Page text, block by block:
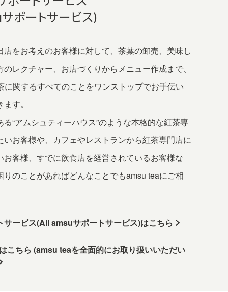
ポートサービス)
店をお考えのお客様に対して、茶葉の卸売、美味し
レクチャー、お店づくりからメニュー作成まで、
に関するすべてのことをワンストップでお手伝い
す。
“アムシュティーハウス”のような本格的な紅茶専
いお客様や、カフェやレストランから紅茶専門店に
お客様、すでに飲食店を経営されているお客様な
りのことがあればどんなことでもamsu teaにご相
サービス(All amsuサポートサービス)はこちら
こちら (amsu teaを全面的にお取り扱いいただい